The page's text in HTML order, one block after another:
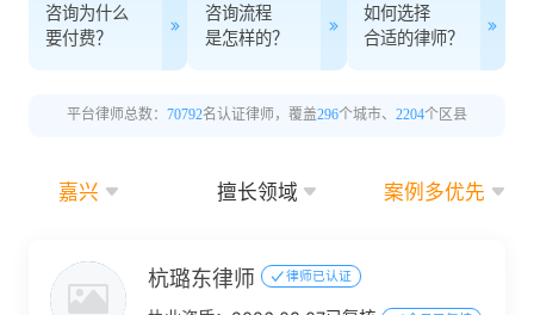
咨询为什么
要付费？
咨询流程
是怎样的？
如何选择
合适的律师？
平台律师总数： 70792名认证律师，覆盖296个城市、 2204个区县
嘉兴 擅长领域 案例多优先
杭璐东律师 律师已认证